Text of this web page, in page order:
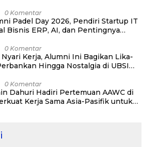
0 Komentar
Padel Day 2026, Pendiri Startup IT
Bisnis ERP, AI, dan Pentingnya
0 Komentar
Kerja, Alumni Ini Bagikan Lika-
Hingga Nostalgia di UBSI
0 Komentar
AAWC di
Kerja Sama Asia-Pasifik untuk